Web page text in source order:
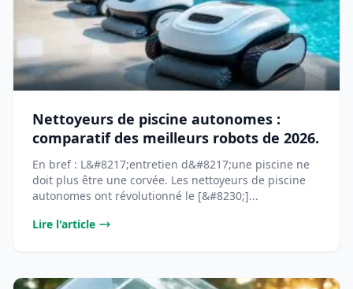
Nettoyeurs de piscine autonomes :
comparatif des meilleurs robots de 2026.
En bref : L&#8217;entretien d&#8217;une piscine ne
doit plus être une corvée. Les nettoyeurs de piscine
autonomes ont révolutionné le [&#8230;]...
Lire l'article